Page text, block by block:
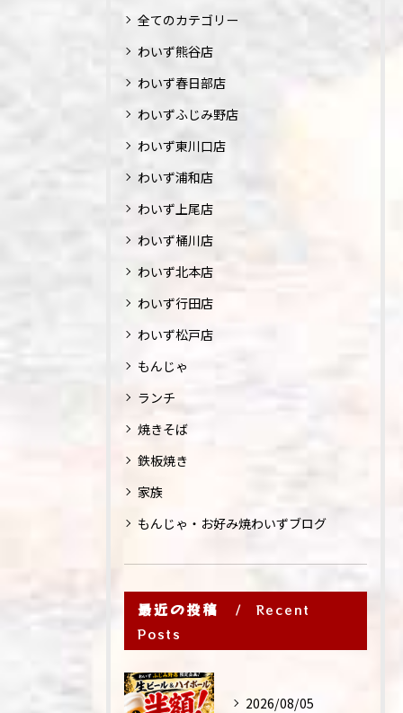
全てのカテゴリー
わいず熊谷店
わいず春日部店
わいずふじみ野店
わいず東川口店
わいず浦和店
わいず上尾店
わいず桶川店
わいず北本店
わいず行田店
わいず松戸店
もんじゃ
ランチ
焼きそば
鉄板焼き
家族
もんじゃ・お好み焼わいずブログ
最近の投稿
Recent
Posts
2026/08/05